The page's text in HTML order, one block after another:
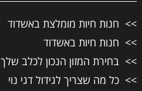
חנות חיות מומלצת באשדוד
חנות חיות באשדוד
בחירת המזון הנכון לכלב שלך
כל מה שצריך לגידול דגי נוי